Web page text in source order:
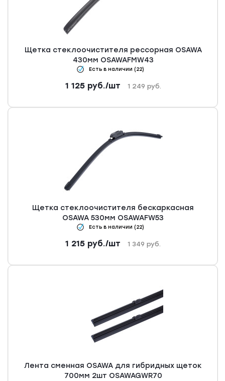
Щетка стеклоочистителя рессорная OSAWA
430мм OSAWAFMW43
Есть в наличии (22)
1 125руб./шт 1 249 руб.
Щетка стеклоочистителя бескаркасная
OSAWA 530мм OSAWAFW53
Есть в наличии (22)
1 215 руб./шт 1 349 руб.
Лента сменная OSAWA для гибридных щеток
700мм 2шт OSAWAGWR70